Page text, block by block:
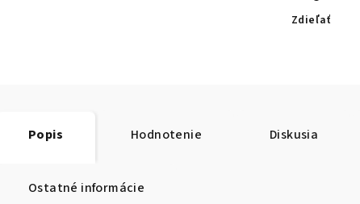
Zdieľať
Popis Hodnotenie Diskusia
Ostatné informácie